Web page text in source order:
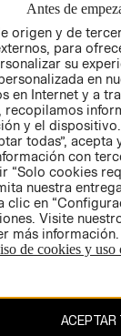
CON
Antes de
origen y de
para
su
en
en Internet y a
recopilamos
y el dispositivo.
todas”, acepta
con
“Solo cookies
nuestra
clic en
Visite
más información.
de cookies y uso
ACEPTAR